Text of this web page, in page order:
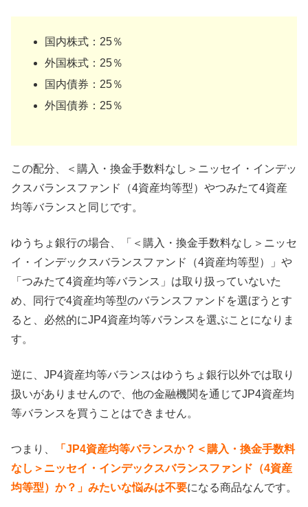
国内株式：25％
外国株式：25％
国内債券：25％
外国債券：25％
この配分、＜購入・換金手数料なし＞ニッセイ・インデッ
クスバランスファンド（4資産均等型）やつみたて4資産
均等バランスと同じです。
ゆうちょ銀行の場合、「＜購入・換金手数料なし＞ニッセ
イ・インデックスバランスファンド（4資産均等型）」や
「つみたて4資産均等バランス」は取り扱っていないた
め、同行で4資産均等型のバランスファンドを選ぼうとす
ると、必然的にJP4資産均等バランスを選ぶことになりま
す。
逆に、JP4資産均等バランスはゆうちょ銀行以外では取り
扱いがありませんので、他の金融機関を通じてJP4資産均
等バランスを買うことはできません。
つまり、
「JP4資産均等バランスか？＜購入・換金手数料
なし＞ニッセイ・インデックスバランスファンド（4資産
均等型）か？」みたいな悩みは不要になる商品なんです。